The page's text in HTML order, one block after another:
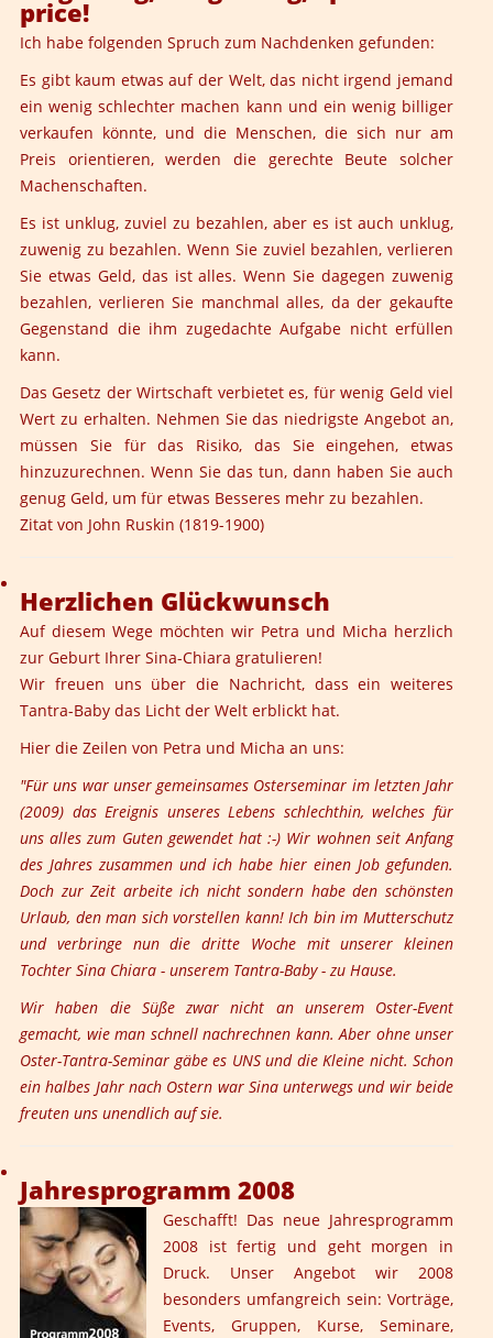
price!
Ich habe folgenden Spruch zum Nachdenken gefunden:
Es gibt kaum etwas auf der Welt, das nicht irgend jemand
ein wenig schlechter machen kann und ein wenig billiger
verkaufen könnte, und die Menschen, die sich nur am
Preis orientieren, werden die gerechte Beute solcher
Machenschaften.
Es ist unklug, zuviel zu bezahlen, aber es ist auch unklug,
zuwenig zu bezahlen. Wenn Sie zuviel bezahlen, verlieren
Sie etwas Geld, das ist alles. Wenn Sie dagegen zuwenig
bezahlen, verlieren Sie manchmal alles, da der gekaufte
Gegenstand die ihm zugedachte Aufgabe nicht erfüllen
kann.
Das Gesetz der Wirtschaft verbietet es, für wenig Geld viel
Wert zu erhalten. Nehmen Sie das niedrigste Angebot an,
müssen Sie für das Risiko, das Sie eingehen, etwas
hinzuzurechnen. Wenn Sie das tun, dann haben Sie auch
genug Geld, um für etwas Besseres mehr zu bezahlen.
Zitat von John Ruskin (1819-1900)
Herzlichen Glückwunsch
Auf diesem Wege möchten wir Petra und Micha herzlich
zur Geburt Ihrer Sina-Chiara gratulieren!
Wir freuen uns über die Nachricht, dass ein weiteres
Tantra-Baby das Licht der Welt erblickt hat.
Hier die Zeilen von Petra und Micha an uns:
"Für uns war unser gemeinsames Osterseminar im letzten Jahr
(2009) das Ereignis unseres Lebens schlechthin, welches für
uns alles zum Guten gewendet hat :-) Wir wohnen seit Anfang
des Jahres zusammen und ich habe hier einen Job gefunden.
Doch zur Zeit arbeite ich nicht sondern habe den schönsten
Urlaub, den man sich vorstellen kann! Ich bin im Mutterschutz
und verbringe nun die dritte Woche mit unserer kleinen
Tochter Sina Chiara - unserem Tantra-Baby - zu Hause.
Wir haben die Süße zwar nicht an unserem Oster-Event
gemacht, wie man schnell nachrechnen kann. Aber ohne unser
Oster-Tantra-Seminar gäbe es UNS und die Kleine nicht. Schon
ein halbes Jahr nach Ostern war Sina unterwegs und wir beide
freuten uns unendlich auf sie.
Jahresprogramm 2008
Geschafft! Das neue Jahresprogramm
2008 ist fertig und geht morgen in
Druck. Unser Angebot wir 2008
besonders umfangreich sein: Vorträge,
Events, Gruppen, Kurse, Seminare,